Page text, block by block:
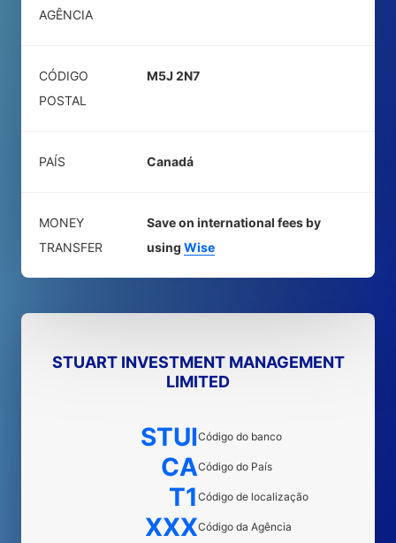
AGÊNCIA
CÓDIGO
POSTAL
M5J 2N7
PAÍS Canadá
MONEY
TRANSFER
Save on international fees by
using Wise
STUART INVESTMENT MANAGEMENT
LIMITED
STUICódigo do banco
CACódigo do País
T1 Código de localização
XXXCódigo da Agência